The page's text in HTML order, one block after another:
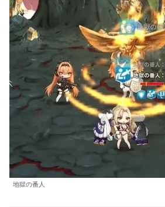
地獄の番人